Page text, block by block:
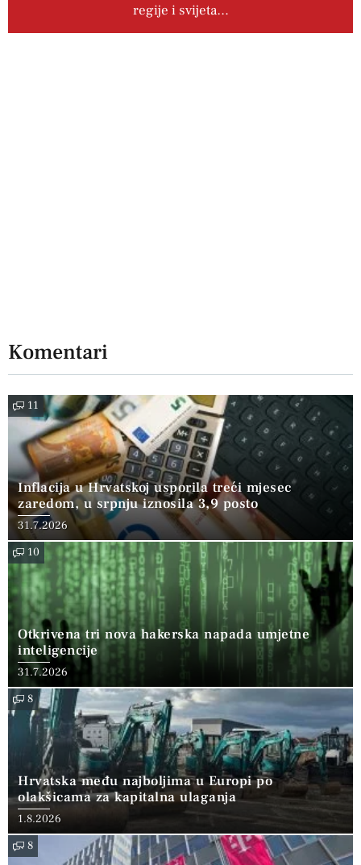
regije i svijeta…
Komentari
11
Inflacija u Hrvatskoj usporila treći mjesec
zaredom, u srpnju iznosila 3,9 posto
31.7.2026
10
Otkrivena tri nova hakerska napada umjetne
inteligencije
31.7.2026
8
Hrvatska među najboljima u Europi po
olakšicama za kapitalna ulaganja
1.8.2026
8